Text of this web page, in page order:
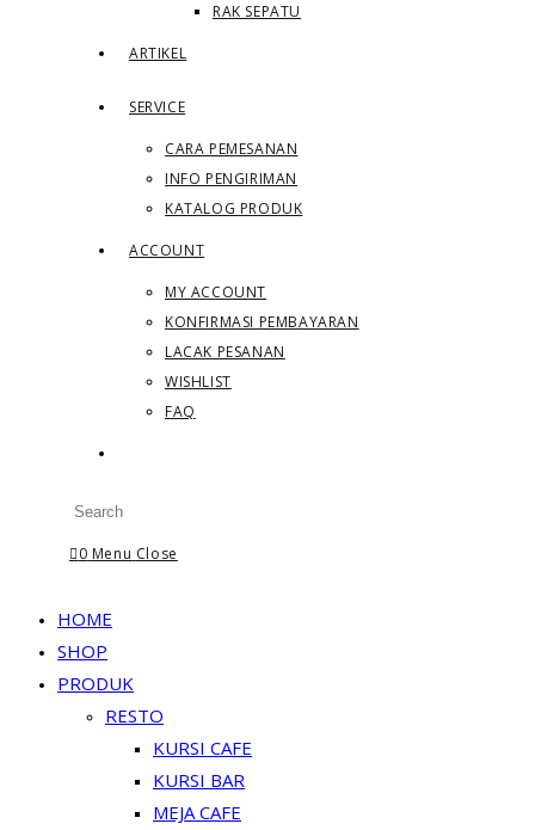
RAK SEPATU
ARTIKEL
SERVICE
CARA PEMESANAN
INFO PENGIRIMAN
KATALOG PRODUK
ACCOUNT
MY ACCOUNT
KONFIRMASI PEMBAYARAN
LACAK PESANAN
WISHLIST
FAQ
Search
0 Menu Close
HOME
SHOP
PRODUK
RESTO
KURSI CAFE
KURSI BAR
MEJA CAFE